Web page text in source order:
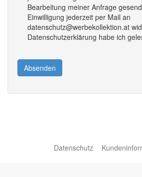
Bearbeitung meiner Anfrage
Einwilligung jederzeit per Mail an
datenschutz@werbekollektion.at
Datenschutzerklärung habe ich
Absenden
Datenschutz